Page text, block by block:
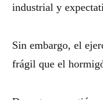
industrial y
Sin embargo, el
frágil que el